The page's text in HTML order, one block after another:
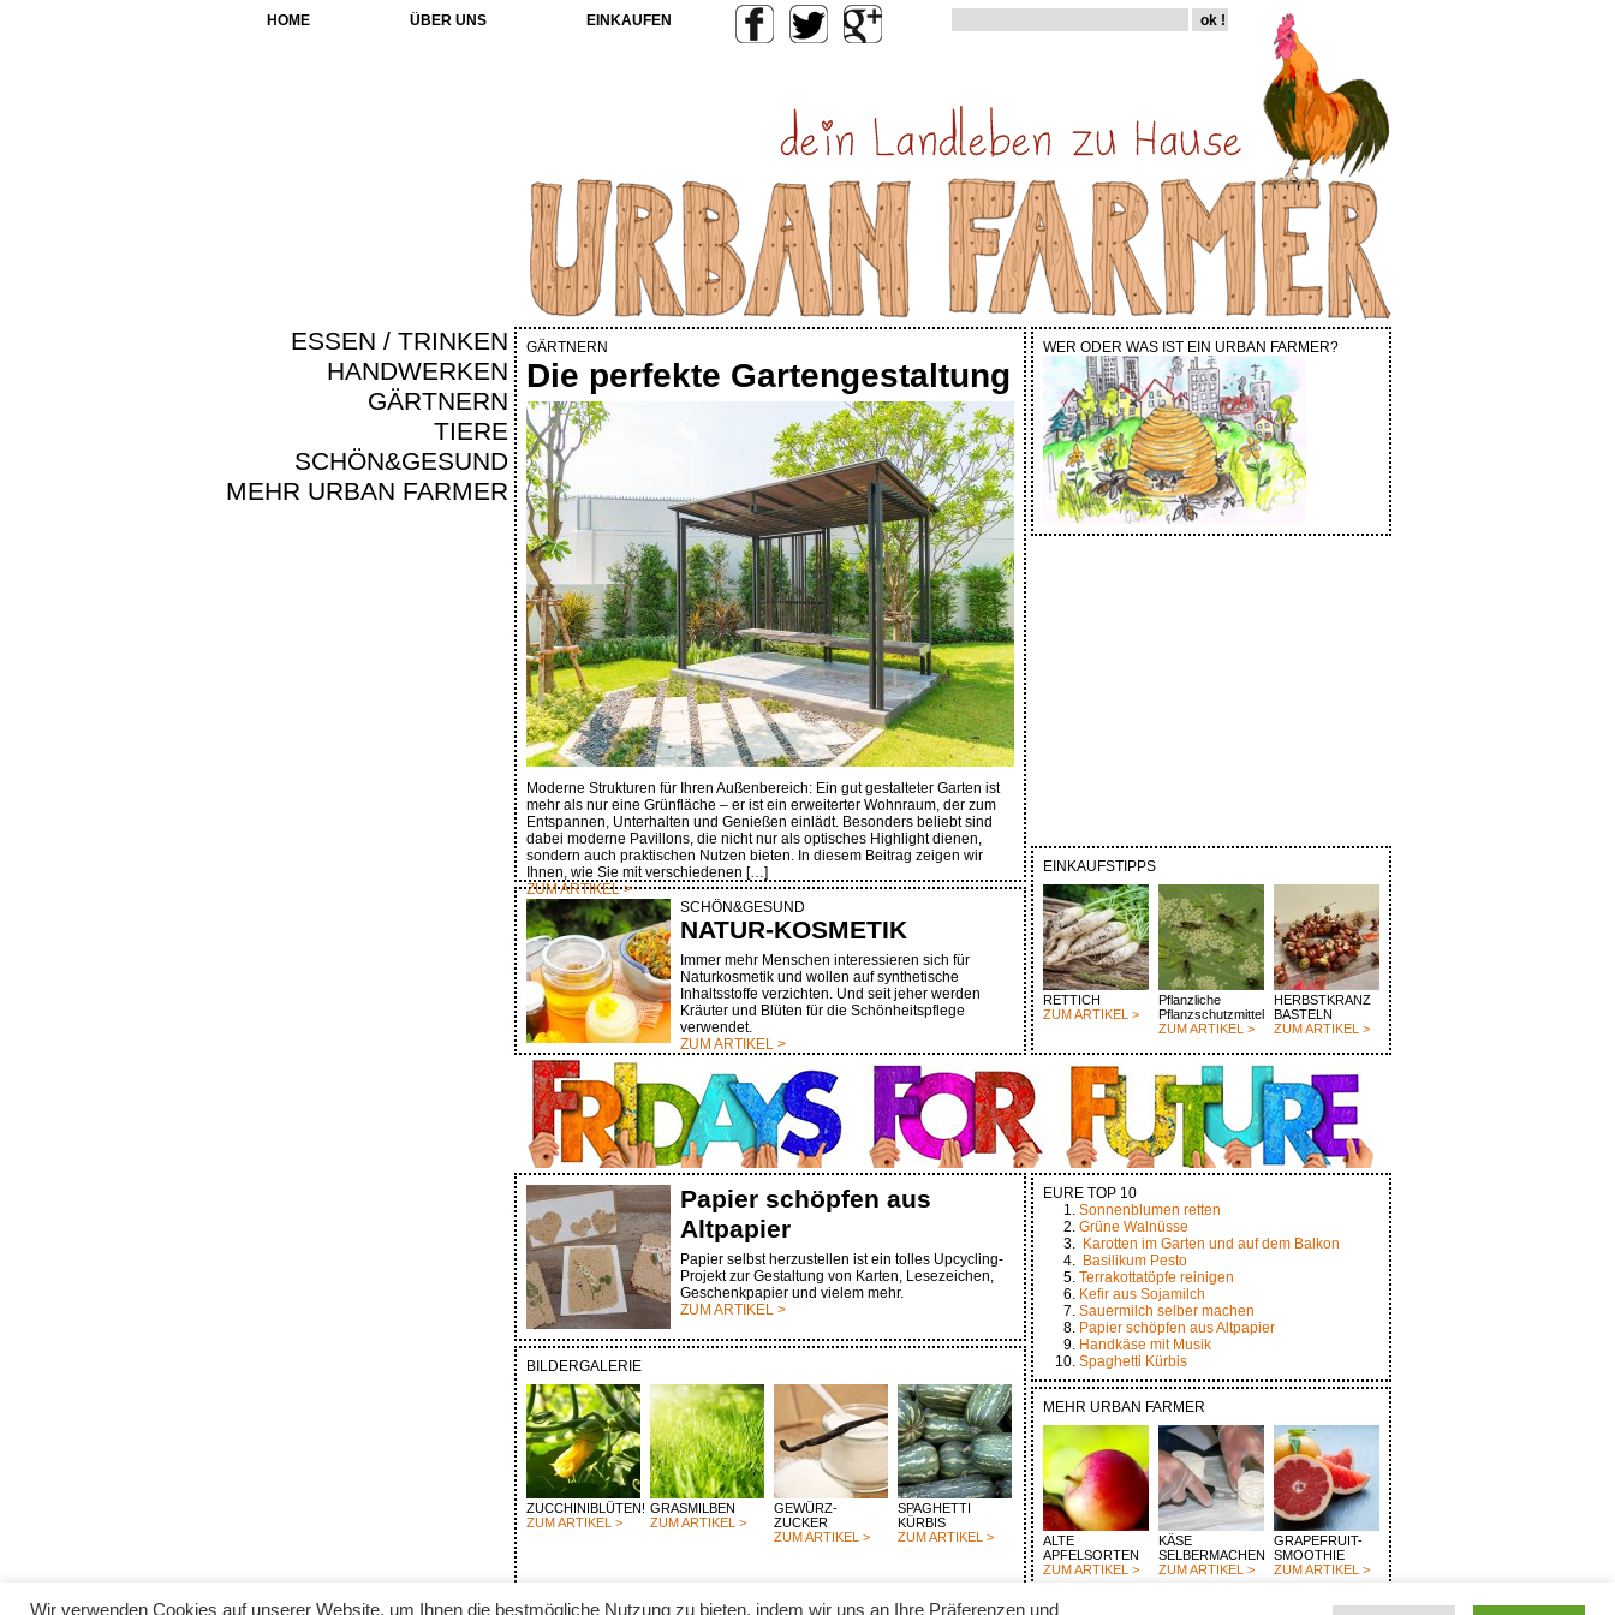
HOME ÜBER UNS EINKAUFEN
ESSEN / TRINKEN
HANDWERKEN
GÄRTNERN
TIERE
SCHÖN&GESUND
MEHR URBAN FARMER
WER ODER WAS IST EIN URBAN FARMER?
EINKAUFSTIPPS
RETTICH
ZUM ARTIKEL >
Pflanzliche
Pflanzschutzmittel
ZUM ARTIKEL >
HERBSTKRANZ
BASTELN
ZUM ARTIKEL >
EURE TOP 10
Sonnenblumen retten
Grüne Walnüsse
Karotten im Garten und auf dem Balkon
Basilikum Pesto
Terrakottatöpfe reinigen
Kefir aus Sojamilch
Sauermilch selber machen
Papier schöpfen aus Altpapier
Handkäse mit Musik
Spaghetti Kürbis
MEHR URBAN FARMER
ALTE
APFELSORTEN
ZUM ARTIKEL >
KÄSE
SELBERMACHEN
ZUM ARTIKEL >
GRAPEFRUIT-
SMOOTHIE
ZUM ARTIKEL >
GÄRTNERN
Die perfekte Gartengestaltung
Moderne Strukturen für Ihren Außenbereich: Ein gut gestalteter Garten ist
mehr als nur eine Grünfläche – er ist ein erweiterter Wohnraum, der zum
Entspannen, Unterhalten und Genießen einlädt. Besonders beliebt sind
dabei moderne Pavillons, die nicht nur als optisches Highlight dienen,
sondern auch praktischen Nutzen bieten. In diesem Beitrag zeigen wir
Ihnen, wie Sie mit verschiedenen […]
ZUM ARTIKEL >
SCHÖN&GESUND
NATUR-KOSMETIK
Immer mehr Menschen interessieren sich für
Naturkosmetik und wollen auf synthetische
Inhaltsstoffe verzichten. Und seit jeher werden
Kräuter und Blüten für die Schönheitspflege
verwendet.
ZUM ARTIKEL >
Papier schöpfen aus
Altpapier
Papier selbst herzustellen ist ein tolles Upcycling-
Projekt zur Gestaltung von Karten, Lesezeichen,
Geschenkpapier und vielem mehr.
ZUM ARTIKEL >
BILDERGALERIE
ZUCCHINIBLÜTEN!
ZUM ARTIKEL >
GRASMILBEN
ZUM ARTIKEL >
GEWÜRZ-
ZUCKER
ZUM ARTIKEL >
SPAGHETTI
KÜRBIS
ZUM ARTIKEL >
Wir verwenden Cookies auf unserer Website, um Ihnen die bestmögliche Nutzung zu bieten, indem wir uns an Ihre Präferenzen und